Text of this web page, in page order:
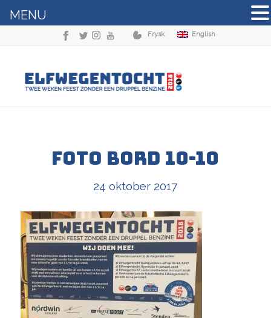
Frysk English
Foto bord 10-10
24 oktober 2017
MENU